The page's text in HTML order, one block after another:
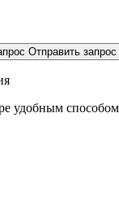
Отправить запрос
удобным